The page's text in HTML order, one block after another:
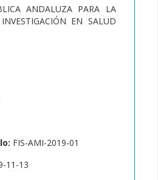
ANDALUZA PARA LA
EN SALUD
FIS-AMI-2019-01
11-13